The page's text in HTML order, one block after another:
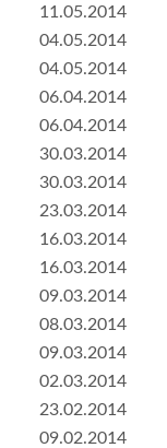
11.05.2014
04.05.2014
04.05.2014
06.04.2014
06.04.2014
30.03.2014
30.03.2014
23.03.2014
16.03.2014
16.03.2014
09.03.2014
08.03.2014
09.03.2014
02.03.2014
23.02.2014
09.02.2014